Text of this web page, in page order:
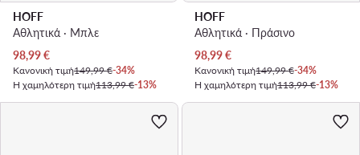
HOFF
Αθλητικά · Μπλε
Τρέχουσα τιμή
98,99€
Κανονική τιμή149,99 €-34%
Η χαμηλότερη τιμή113,99 €-13%
HOFF
Αθλητικά · Πράσινο
Τρέχουσα τιμή
98,99€
Κανονική τιμή149,99 €-34%
Η χαμηλότερη τιμή113,99 €-13%